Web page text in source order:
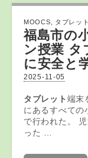
MOOCS タブレッ
福島市の
ン授業 タ
に安全と
2025-11-05
タブレット 端末
にあるすべての
で行われた。
った …